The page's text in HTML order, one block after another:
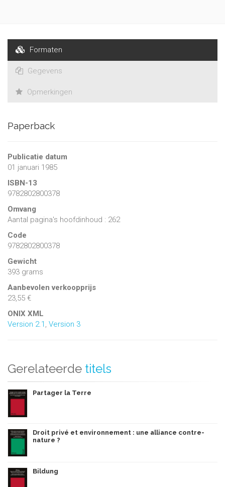
Formaten
Gegevens
Opmerkingen
Paperback
Publicatie datum
01 januari 1985
ISBN-13
9782802800378
Omvang
Aantal pagina's hoofdinhoud : 262
Code
9782802800378
Gewicht
393 grams
Aanbevolen verkoopprijs
23,55 €
ONIX XML
Version 2.1 Version 3
Gerelateerde titels
Partager la Terre
Droit privé et environnement : une alliance contre-
nature ?
Bildung